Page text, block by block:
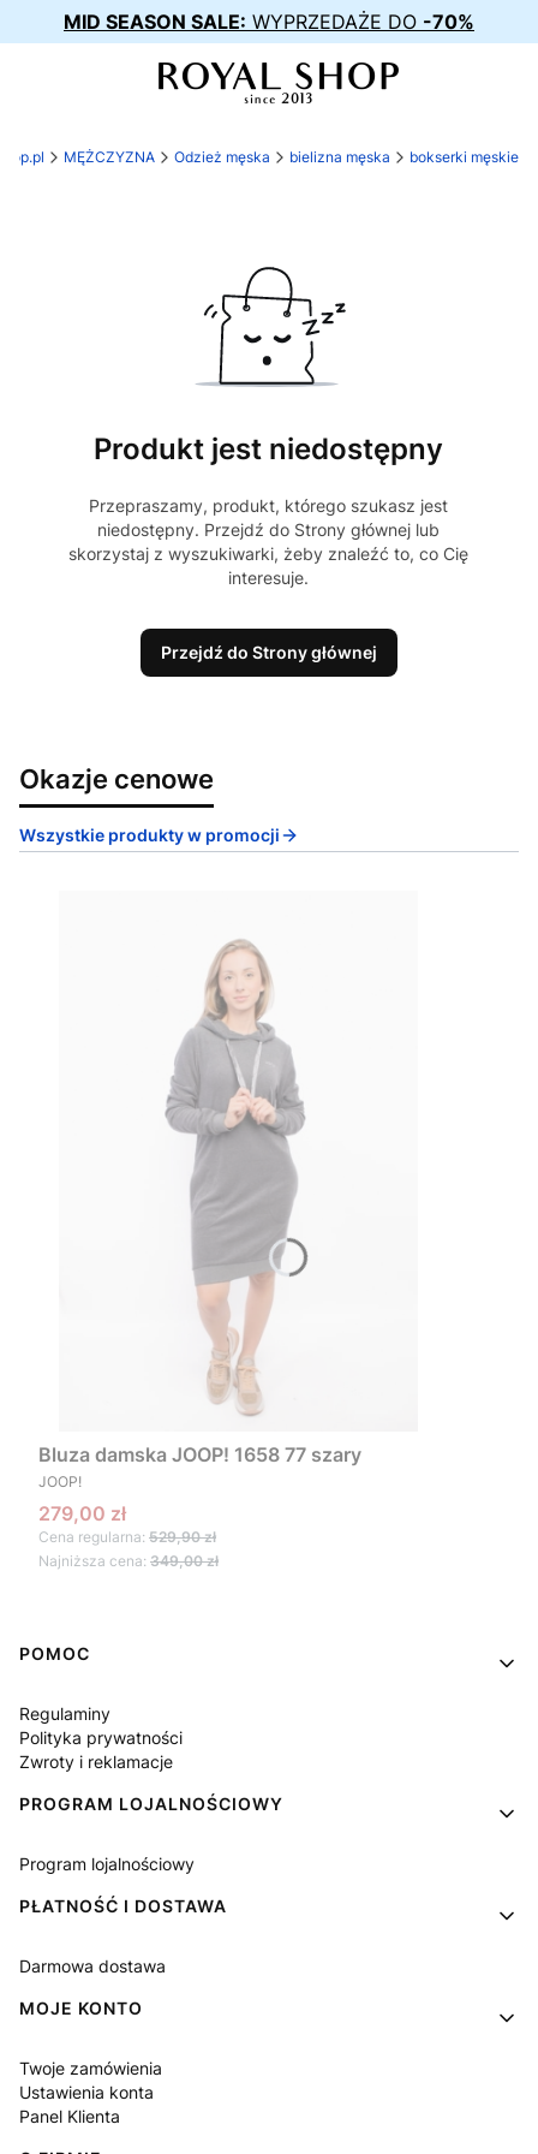
MID SEASON SALE: WYPRZEDAŻE DO -70%
MĘŻCZYZNA Odzież męska bielizna męska bokserki męskie
Produkt jest niedostępny
Przepraszamy, produkt, którego szukasz jest
niedostępny. Przejdź do Strony głównej lub
skorzystaj z wyszukiwarki, żeby znaleźć to, co Cię
interesuje.
Przejdź do Strony głównej
Okazje cenowe
Wszystkie produkty w promocji
Bluza damska JOOP! 1658 77 szary
PRODUCENT
JOOP!
Cena promocyjna
279,00 zł
Cena regularna: 529,90 zł
Najniższa cena: 349,00 zł
Linki w stopce
POMOC
Regulaminy
Polityka prywatności
Zwroty i reklamacje
PROGRAM LOJALNOŚCIOWY
Program lojalnościowy
PŁATNOŚĆ I DOSTAWA
Darmowa dostawa
MOJE KONTO
Twoje zamówienia
Ustawienia konta
Panel Klienta